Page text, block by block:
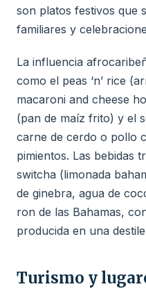
son platos festivos que
familiares y
La influencia
como el peas ‘n’ rice
macaroni and cheese
(pan de maíz frito) y el
carne de cerdo o pollo
pimientos. Las bebidas
switcha (limonada
de ginebra, agua de
ron de las Bahamas,
producida en una
Turismo y